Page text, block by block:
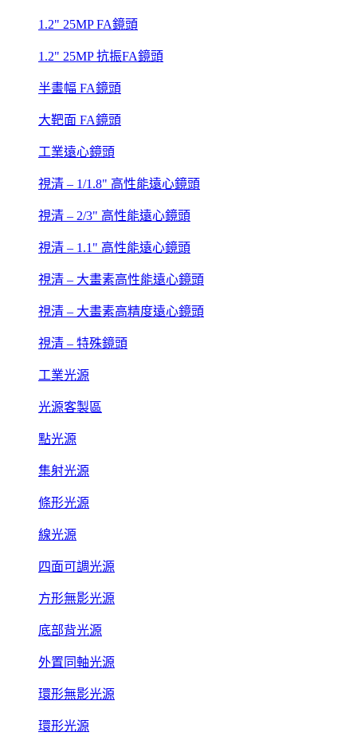
1.2" 25MP FA鏡頭
1.2" 25MP 抗振FA鏡頭
半畫幅 FA鏡頭
大靶面 FA鏡頭
工業遠心鏡頭
視清 – 1/1.8" 高性能遠心鏡頭
視清 – 2/3" 高性能遠心鏡頭
視清 – 1.1" 高性能遠心鏡頭
視清 – 大畫素高性能遠心鏡頭
視清 – 大畫素高精度遠心鏡頭
視清 – 特殊鏡頭
工業光源
光源客製區
點光源
集射光源
條形光源
線光源
四面可調光源
方形無影光源
底部背光源
外置同軸光源
環形無影光源
環形光源